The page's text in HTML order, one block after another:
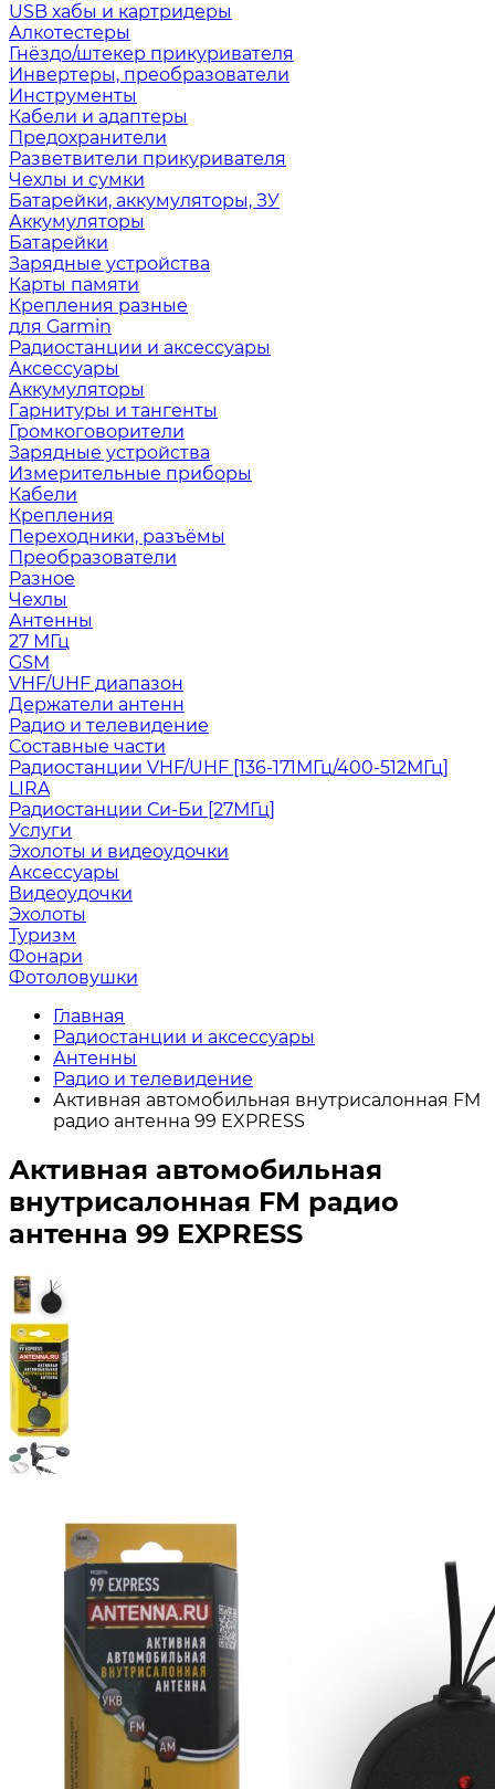
USB хабы и картридеры
Алкотестеры
Гнёздо/штекер прикуривателя
Инвертеры, преобразователи
Инструменты
Кабели и адаптеры
Предохранители
Разветвители прикуривателя
Чехлы и сумки
Батарейки, аккумуляторы, ЗУ
Аккумуляторы
Батарейки
Зарядные устройства
Карты памяти
Крепления разные
для Garmin
Радиостанции и аксессуары
Аксессуары
Аккумуляторы
Гарнитуры и тангенты
Громкоговорители
Зарядные устройства
Измерительные приборы
Кабели
Крепления
Переходники, разъёмы
Преобразователи
Разное
Чехлы
Антенны
27 МГц
GSM
VHF/UHF диапазон
Держатели антенн
Радио и телевидение
Составные части
Радиостанции VHF/UHF [136-171МГц/400-512МГц]
LIRA
Радиостанции Си-Би [27МГц]
Услуги
Эхолоты и видеоудочки
Аксессуары
Видеоудочки
Эхолоты
Туризм
Фонари
Фотоловушки
Главная
Радиостанции и аксессуары
Антенны
Радио и телевидение
Активная автомобильная внутрисалонная FM
радио антенна 99 EXPRESS
Активная автомобильная
внутрисалонная FM радио
антенна 99 EXPRESS